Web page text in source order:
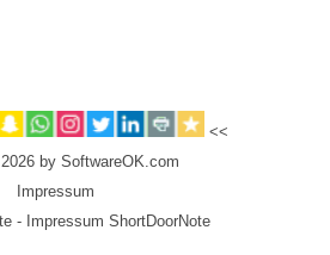
<<
by SoftwareOK.com
Impressum
- Impressum ShortDoorNote